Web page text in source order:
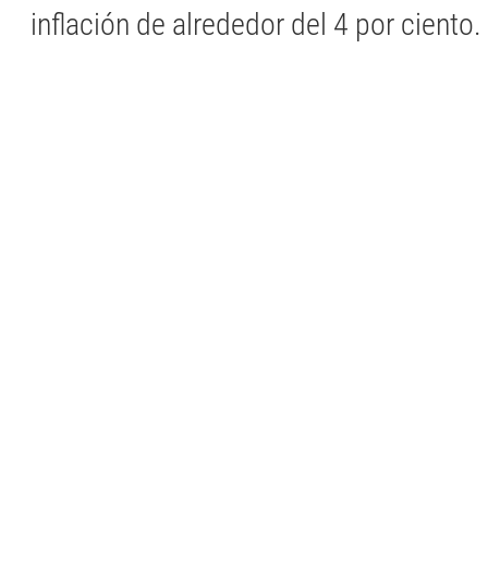
inflación de alrededor del 4 por ciento.